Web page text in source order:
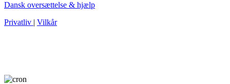
Dansk oversættelse & hjælp
Privatliv | Vilkår